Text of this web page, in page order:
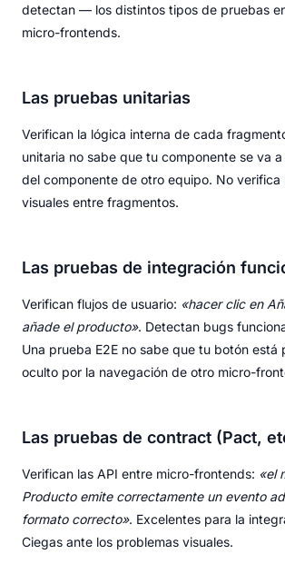
detectan — los distintos tipos de pruebas
micro-frontends.
Las pruebas unitarias
Verifican la lógica interna de cada
unitaria no sabe que tu componente se va
del componente de otro equipo. No verifica
visuales entre fragmentos.
Las pruebas de integración
Verifican flujos de usuario: «hacer clic en
añade el producto». Detectan bugs
Una prueba E2E no sabe que tu botón está
oculto por la navegación de otro micro-
Las pruebas de contract (Pact,
Verifican las API entre micro-frontends: «el
Producto emite correctamente un evento
formato correcto». Excelentes para la
Ciegas ante los problemas visuales.